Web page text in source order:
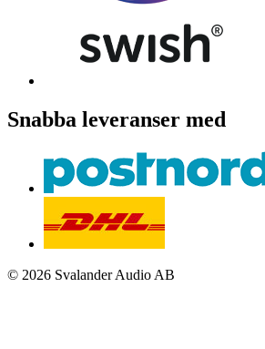
Snabba leveranser med
© 2026 Svalander Audio AB